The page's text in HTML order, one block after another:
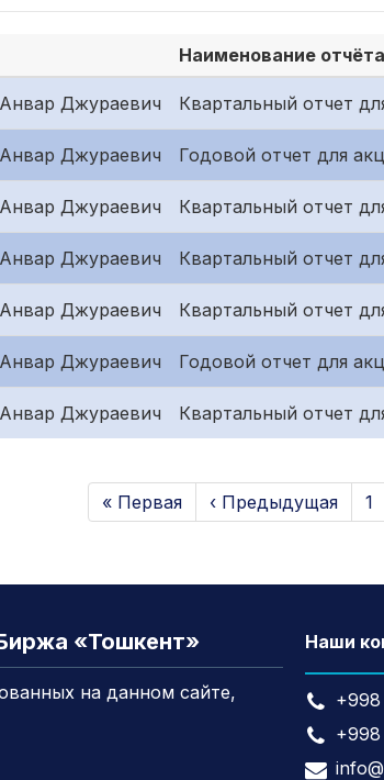
Наименование отчёта
Джураевич Квартальный отчет
Джураевич Годовой отчет для
Джураевич Квартальный отчет
Джураевич Квартальный отчет
Джураевич Квартальный отчет
Джураевич Годовой отчет для
Джураевич Квартальный отчет
« Первая ‹ Предыдущая 1
«Тошкент»
на данном сайте,
Наши
+998
+998